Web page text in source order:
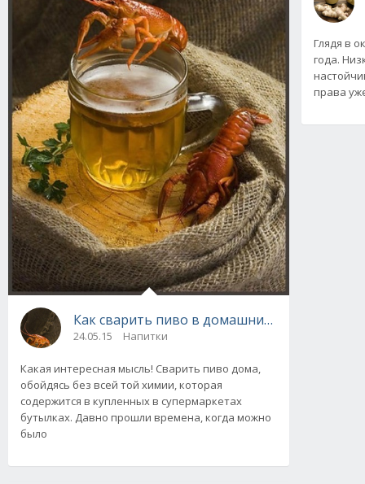
Как сварить пиво в домашних условиях:
24.05.15 Напитки
Какая интересная мысль! Сварить пиво дома,
обойдясь без всей той химии, которая
содержится в купленных в супермаркетах
бутылках. Давно прошли времена, когда можно
было
Глядя в
года.
права